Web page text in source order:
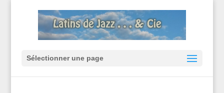
Sélectionner une page